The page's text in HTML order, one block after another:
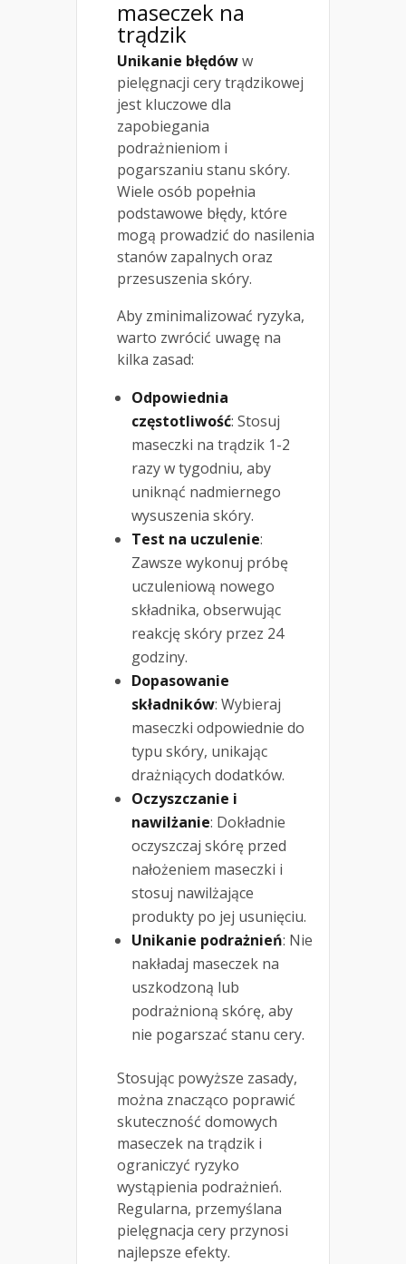
maseczek na
trądzik
Unikanie błędóww
pielęgnacji cery trądzikowej
jest kluczowe dla
zapobiegania
podrażnieniom i
pogarszaniu stanu skóry.
Wiele osób popełnia
podstawowe błędy, które
mogą prowadzić do nasilenia
stanów zapalnych oraz
przesuszenia skóry.
Aby zminimalizować ryzyka,
warto zwrócić uwagę na
kilka zasad:
Odpowiednia
częstotliwość: Stosuj
maseczki na trądzik 1-2
razy w tygodniu, aby
uniknąć nadmiernego
wysuszenia skóry.
Test na uczulenie:
Zawsze wykonuj próbę
uczuleniową nowego
składnika, obserwując
reakcję skóry przez 24
godziny.
Dopasowanie
składników: Wybieraj
maseczki odpowiednie do
typu skóry, unikając
drażniących dodatków.
Oczyszczanie i
nawilżanie: Dokładnie
oczyszczaj skórę przed
nałożeniem maseczki i
stosuj nawilżające
produkty po jej usunięciu.
Unikanie podrażnień: Nie
nakładaj maseczek na
uszkodzoną lub
podrażnioną skórę, aby
nie pogarszać stanu cery.
Stosując powyższe zasady,
można znacząco poprawić
skuteczność domowych
maseczek na trądzik i
ograniczyć ryzyko
wystąpienia podrażnień.
Regularna, przemyślana
pielęgnacja cery przynosi
najlepsze efekty.